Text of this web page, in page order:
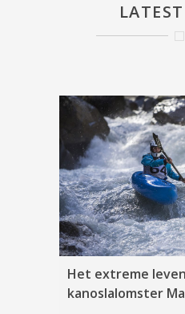
Het extreme
kanoslalomster